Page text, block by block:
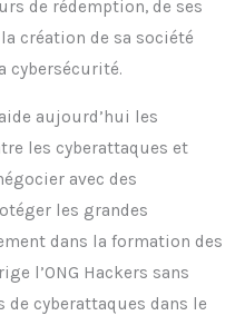
de rédemption, de ses
création de sa société
cybersécurité.
aujourd’hui les
les cyberattaques et
avec des
les grandes
dans la formation des
l’ONG Hackers sans
cyberattaques dans le